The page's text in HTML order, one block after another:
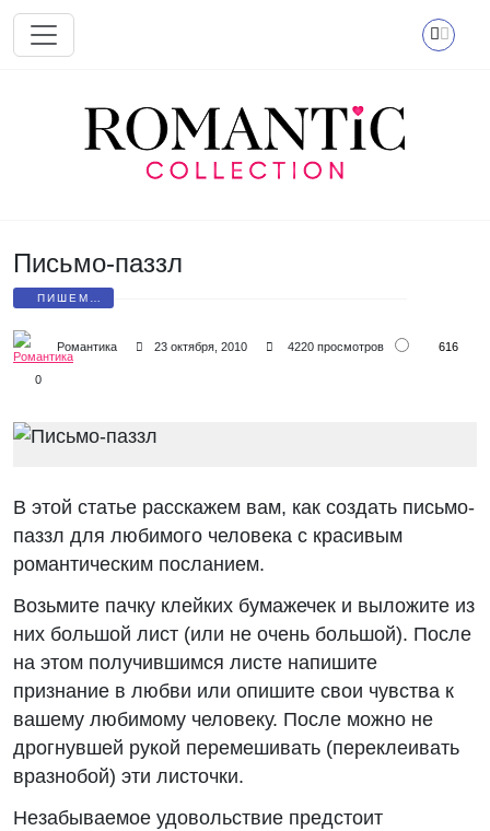
Перейти к основному содержанию
Письмо-паззл
ПИШЕМ
Романтика 23 октября, 2010 4220 просмотров 616
0
В этой статье расскажем вам, как создать письмо-
паззл для любимого человека с красивым
романтическим посланием.
Возьмите пачку клейких бумажечек и выложите из
них большой лист (или не очень большой). После
на этом получившимся листе напишите
признание в любви или опишите свои чувства к
вашему любимому человеку. После можно не
дрогнувшей рукой перемешивать (переклеивать
вразнобой) эти листочки.
Незабываемое удовольствие предстоит